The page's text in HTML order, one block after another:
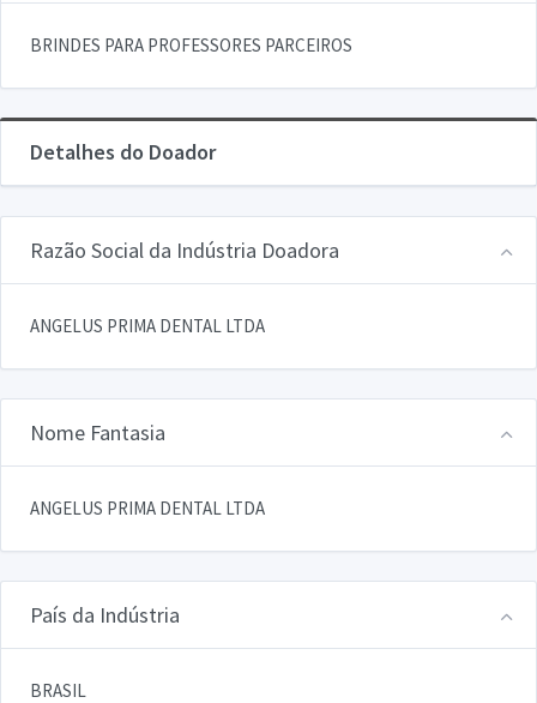
BRINDES PARA PROFESSORES PARCEIROS
Detalhes do Doador
Razão Social da Indústria Doadora
ANGELUS PRIMA DENTAL LTDA
Nome Fantasia
ANGELUS PRIMA DENTAL LTDA
País da Indústria
BRASIL